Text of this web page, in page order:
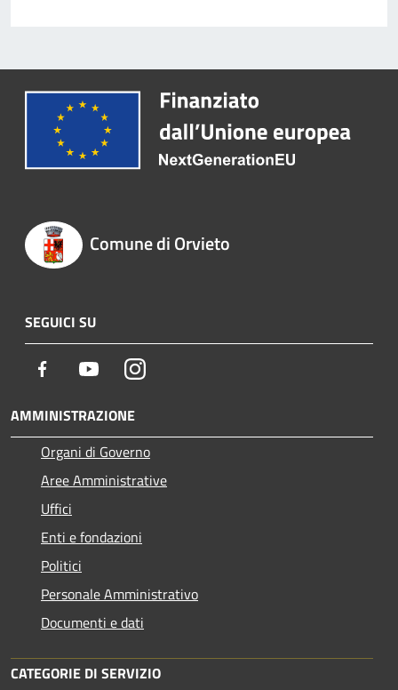
Comune di Orvieto
SEGUICI SU
Facebook YoutubeInstagram
AMMINISTRAZIONE
Organi di Governo
Aree Amministrative
Uffici
Enti e fondazioni
Politici
Personale Amministrativo
Documenti e dati
CATEGORIE DI SERVIZIO